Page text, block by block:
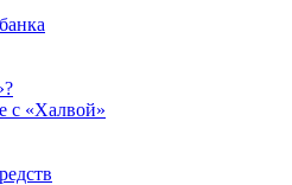
с «Халвой»